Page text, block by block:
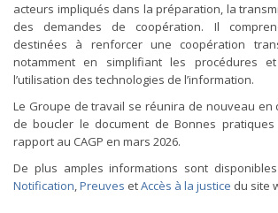
acteurs impliqués dans la préparation, la
des demandes de coopération. Il
destinées à renforcer une coopération
notamment en simplifiant les procédures
l’utilisation des technologies de l’information.
Le Groupe de travail se réunira de nouveau en
de boucler le document de Bonnes
rapport au CAGP en mars 2026.
De plus amples informations sont
Notification,Preuves etAccès à la justice du site